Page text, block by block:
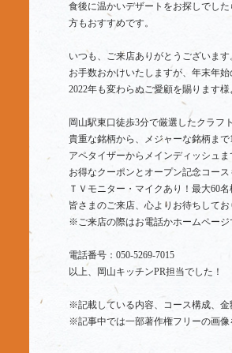
食後に温かいデザートをお探しでし
方もおすすめです。
いつも、ご来店ありがとうございます
お手数おかけいたしますが、年末年
2022年も変わらぬご愛顧を賜ります
岡山駅東口徒歩3分で厳選したクラフ
貴重な銘柄から、メジャーな銘柄まで
アペタイザーからメインディッシュ
お得なクーポンとオープン記念コー
ＴＶモニター・マイクあり！最大60名
皆さまのご来店、心よりお待ちしてお
※ご来店の際はお電話かホームページ
電話番号：050-5269-7015
以上、岡山キッチンPR担当でした！
※記載している内容、コース構成、金
※記事中では一部著作権フリーの画像